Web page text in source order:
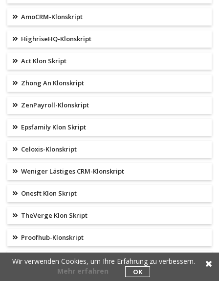
AmoCRM-Klonskript
HighriseHQ-Klonskript
Act Klon Skript
Zhong An Klonskript
ZenPayroll-Klonskript
Epsfamily Klon Skript
Celoxis-Klonskript
Weniger Lästiges CRM-Klonskript
Onesft Klon Skript
TheVerge Klon Skript
Proofhub-Klonskript
Livechatinc Klon Skript
Wir verwenden Cookies, um Ihre Erfahrung zu verbessern.
Mehr erfahren
OK